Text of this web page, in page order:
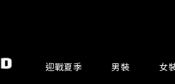
迎戰夏季 男裝 女